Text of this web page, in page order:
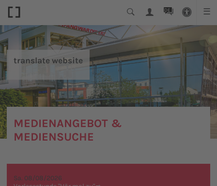
☰
DE
translate website
MEDIENANGEBOT &
MEDIENSUCHE
Sa. 08/08/2026